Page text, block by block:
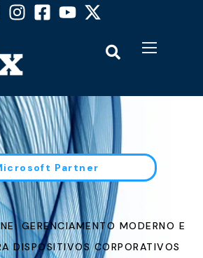
Partner
GERENCIAMENTO MODERNO E
DISPOSITIVOS CORPORATIVOS